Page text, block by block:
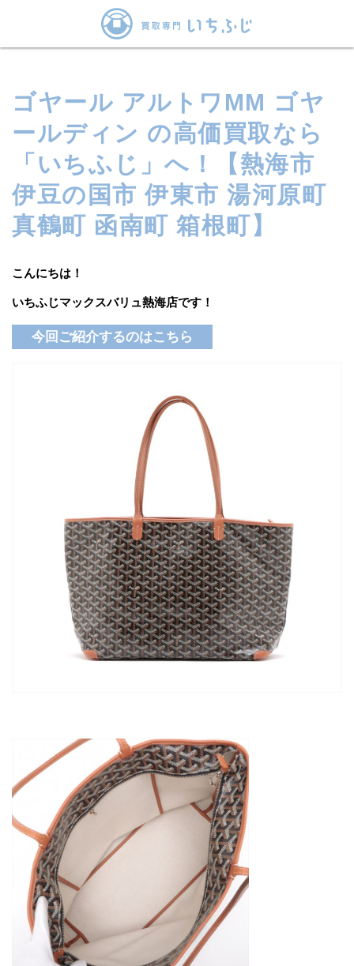
ゴヤール アルトワMM ゴヤ
ールディン の高価買取なら
「いちふじ」へ！【熱海市
伊豆の国市 伊東市 湯河原町
真鶴町 函南町 箱根町】
こんにちは！
いちふじマックスバリュ熱海店です！
今回ご紹介するのはこちら